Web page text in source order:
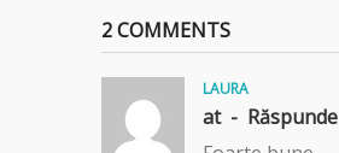
2 COMMENTS
LAURA
at - Răspunde